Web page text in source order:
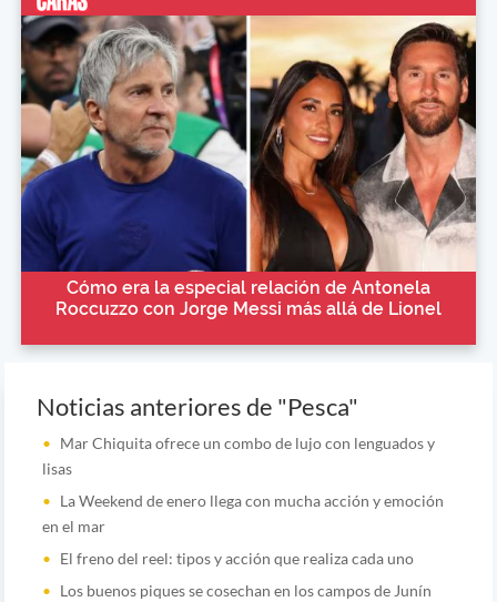
Cómo era la especial relación de Antonela
Roccuzzo con Jorge Messi más allá de Lionel
Noticias anteriores de "Pesca"
Mar Chiquita ofrece un combo de lujo con lenguados y
lisas
La Weekend de enero llega con mucha acción y emoción
en el mar
El freno del reel: tipos y acción que realiza cada uno
Los buenos piques se cosechan en los campos de Junín